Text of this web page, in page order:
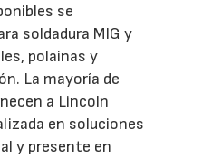
se
soldadura MIG y
polainas y
La mayoría de
a Lincoln
en soluciones
y presente en